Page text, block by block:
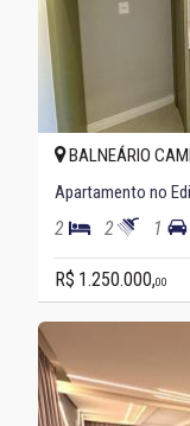
BALNEÁRIO
Apartamento no
2 2 1
R$ 1.250.000,00